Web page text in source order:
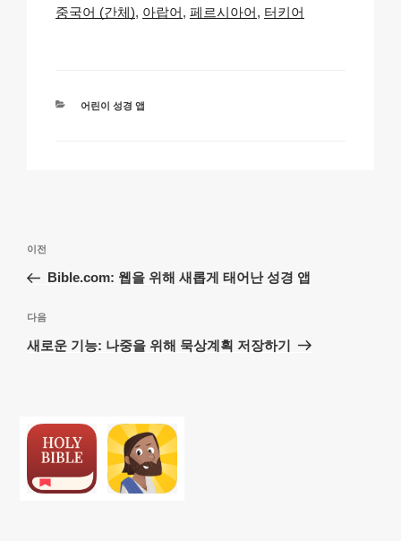
Li
b
A
c
중국어 (간체) 아랍어 페르시아어 터키어
카
어린이 성경 앱
색
이
전
이전
Bible.com: 웹을 위해 새롭게 태어난 성경 앱
다
음
다음
새로운 기능: 나중을 위해 묵상계획 저장하기